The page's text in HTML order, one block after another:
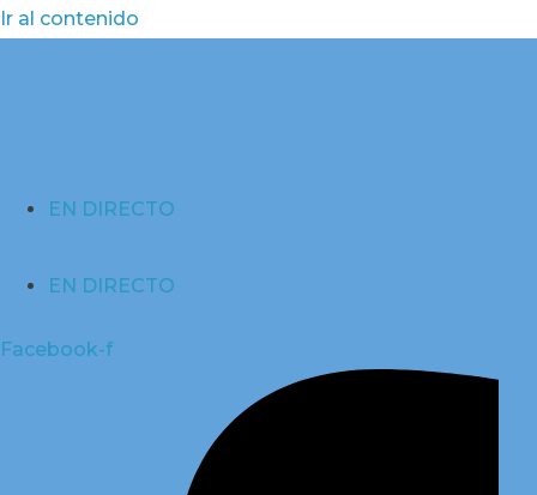
Ir al contenido
EN DIRECTO
EN DIRECTO
Facebook-f